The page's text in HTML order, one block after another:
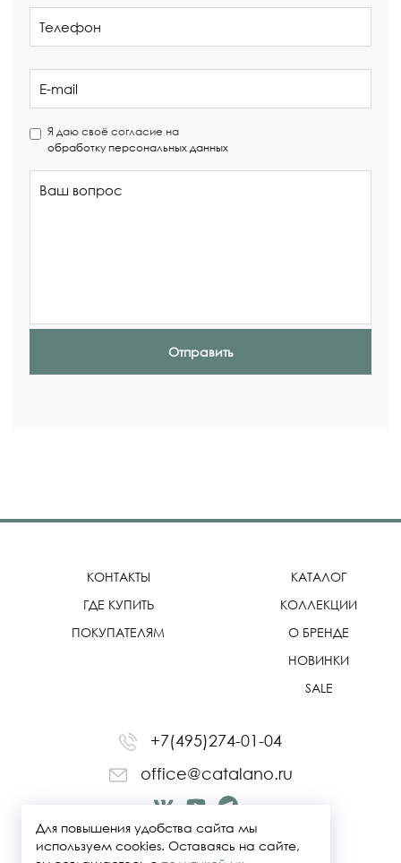
Я даю своё согласие на
обработку персональных данных
Отправить
КОНТАКТЫ
ГДЕ КУПИТЬ
ПОКУПАТЕЛЯМ
КАТАЛОГ
КОЛЛЕКЦИИ
О БРЕНДЕ
НОВИНКИ
SALE
+7(495)274-01-04
office@catalano.ru
Для повышения удобства сайта мы
используем cookies. Оставаясь на сайте,